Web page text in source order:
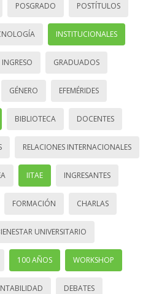
POSGRADO POSTÍTULOS
INSTITUCIONALES
INGRESO GRADUADOS
GÉNERO EFEMÉRIDES
BIBLIOTECA DOCENTES
RELACIONES INTERNACIONALES
IITAE INGRESANTES
FORMACIÓN CHARLAS
UNIVERSITARIO
100 AÑOS WORKSHOP
DEBATES